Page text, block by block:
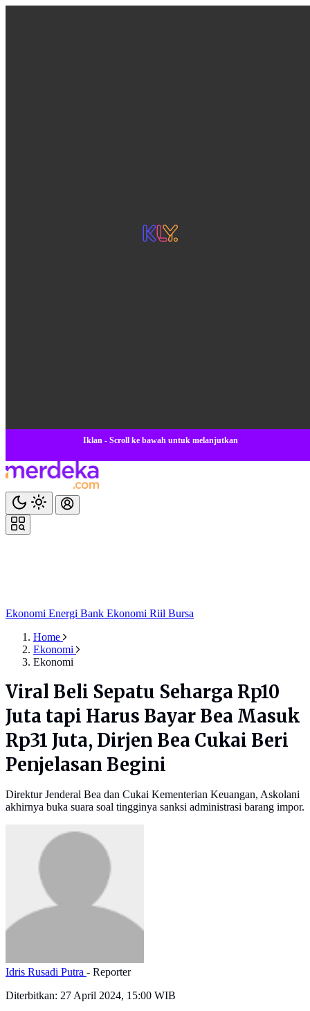
Iklan - Scroll ke bawah untuk melanjutkan
Ekonomi Energi Bank Ekonomi Riil Bursa
Home
Ekonomi
Ekonomi
Viral Beli Sepatu Seharga Rp10
Juta tapi Harus Bayar Bea Masuk
Rp31 Juta, Dirjen Bea Cukai Beri
Penjelasan Begini
Direktur Jenderal Bea dan Cukai Kementerian Keuangan, Askolani
akhirnya buka suara soal tingginya sanksi administrasi barang impor.
Idris Rusadi Putra - Reporter
Diterbitkan: 27 April 2024, 15:00 WIB